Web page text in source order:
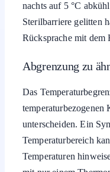
nachts auf 5 °C
Sterilbarriere gelitten
Rücksprache mit dem
Abgrenzung zu
Das
temperaturbezogenen
unterscheiden. Ein
Temperaturbereich
Temperaturen